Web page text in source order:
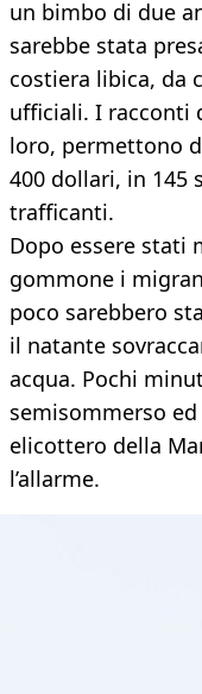
un bimbo di due
sarebbe stata
costiera libica, da
ufficiali. I racconti
loro, permettono
400 dollari, in 145
trafficanti.
Dopo essere stati
gommone i
poco sarebbero
il natante
acqua. Pochi
semisommerso
elicottero della
l’allarme.